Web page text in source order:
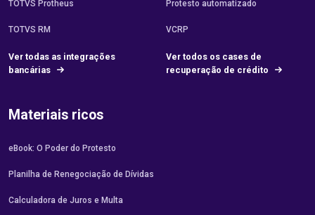
TOTVS Protheus
TOTVS RM
Ver todas as integrações
bancárias
Protesto automatizado
VCRP
Ver todos os cases de
recuperação de crédito
Materiais ricos
eBook: O Poder do Protesto
Planilha de Renegociação de Dívidas
Calculadora de Juros e Multa